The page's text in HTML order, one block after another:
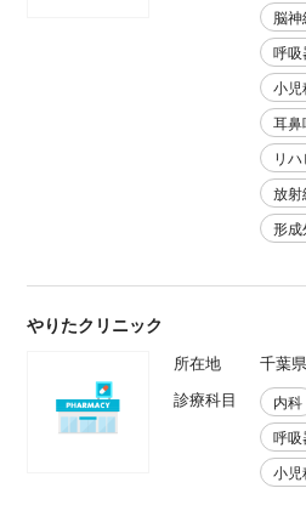
脳
呼吸
小児
耳鼻
リ
放射
形成
やりたクリニック
所在地
千葉
診療科目
内科
呼吸
小児